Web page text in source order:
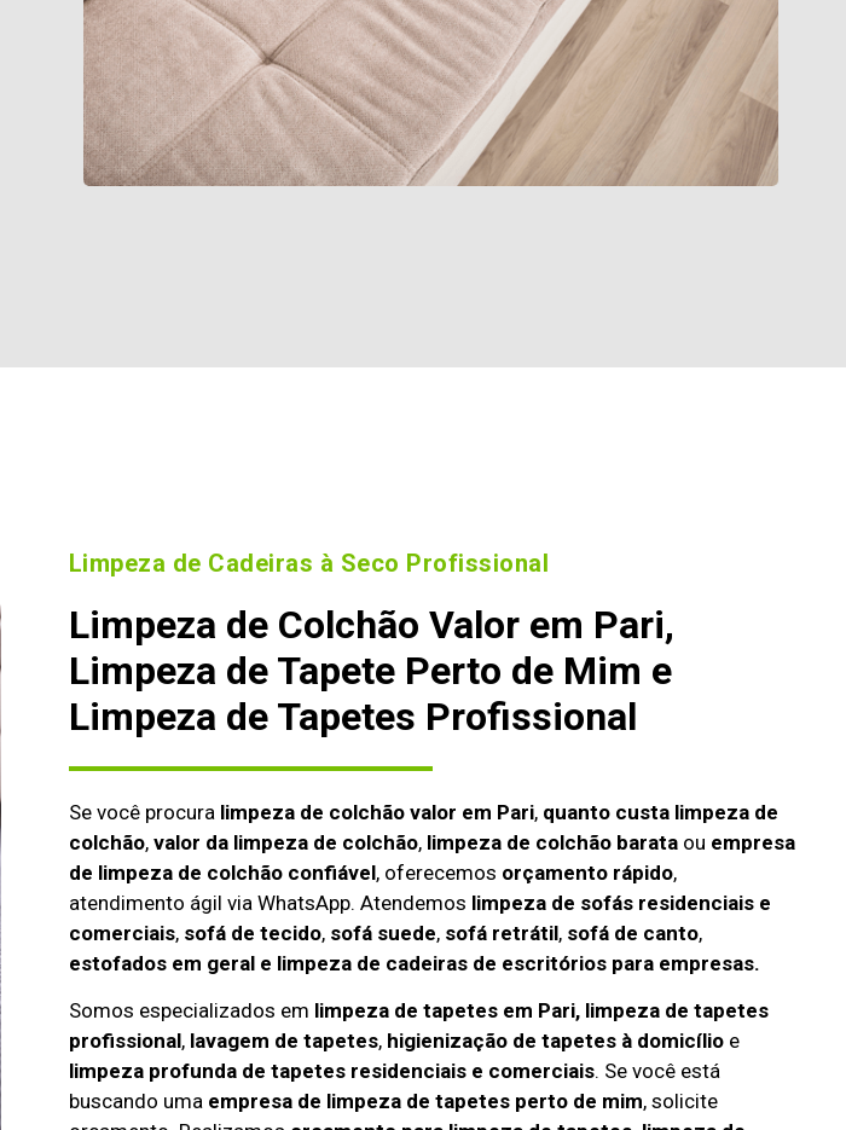
Limpeza de Cadeiras à Seco Profissional
Limpeza de Colchão Valor em Pari,
Limpeza de Tapete Perto de Mim e
Limpeza de Tapetes Profissional
Se você procura limpeza de colchão valor em Pari, quanto custa limpeza de
colchão, valor da limpeza de colchão, limpeza de colchão barataou empresa
de limpeza de colchão confiável, oferecemos orçamento rápido,
atendimento ágil via WhatsApp. Atendemos limpeza de sofás residenciais e
comerciais, sofá de tecido, sofá suede, sofá retrátil, sofá de canto,
estofados em geral e limpeza de cadeiras de escritórios para empresas.
Somos especializados em limpeza de tapetes em Pari, limpeza de tapetes
profissional, lavagem de tapetes, higienização de tapetes à domicílioe
limpeza profunda de tapetes residenciais e comerciais. Se você está
buscando uma empresa de limpeza de tapetes perto de mim, solicite